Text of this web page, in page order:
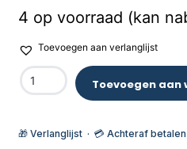
4 op voorraad (kan
Toevoegen aan verlanglijst
Toevoegen aan
🎁 Verlanglijst · 💳 Achteraf